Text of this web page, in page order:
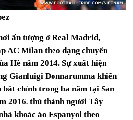
ấn tượng ở Real Madrid,
AC Milan theo dạng chuyển
Hè năm 2014. Sự xuất hiện
Gianluigi Donnarumma khiến
bắt chính trong ba năm tại San
2016, thủ thành người Tây
khoác áo Espanyol theo